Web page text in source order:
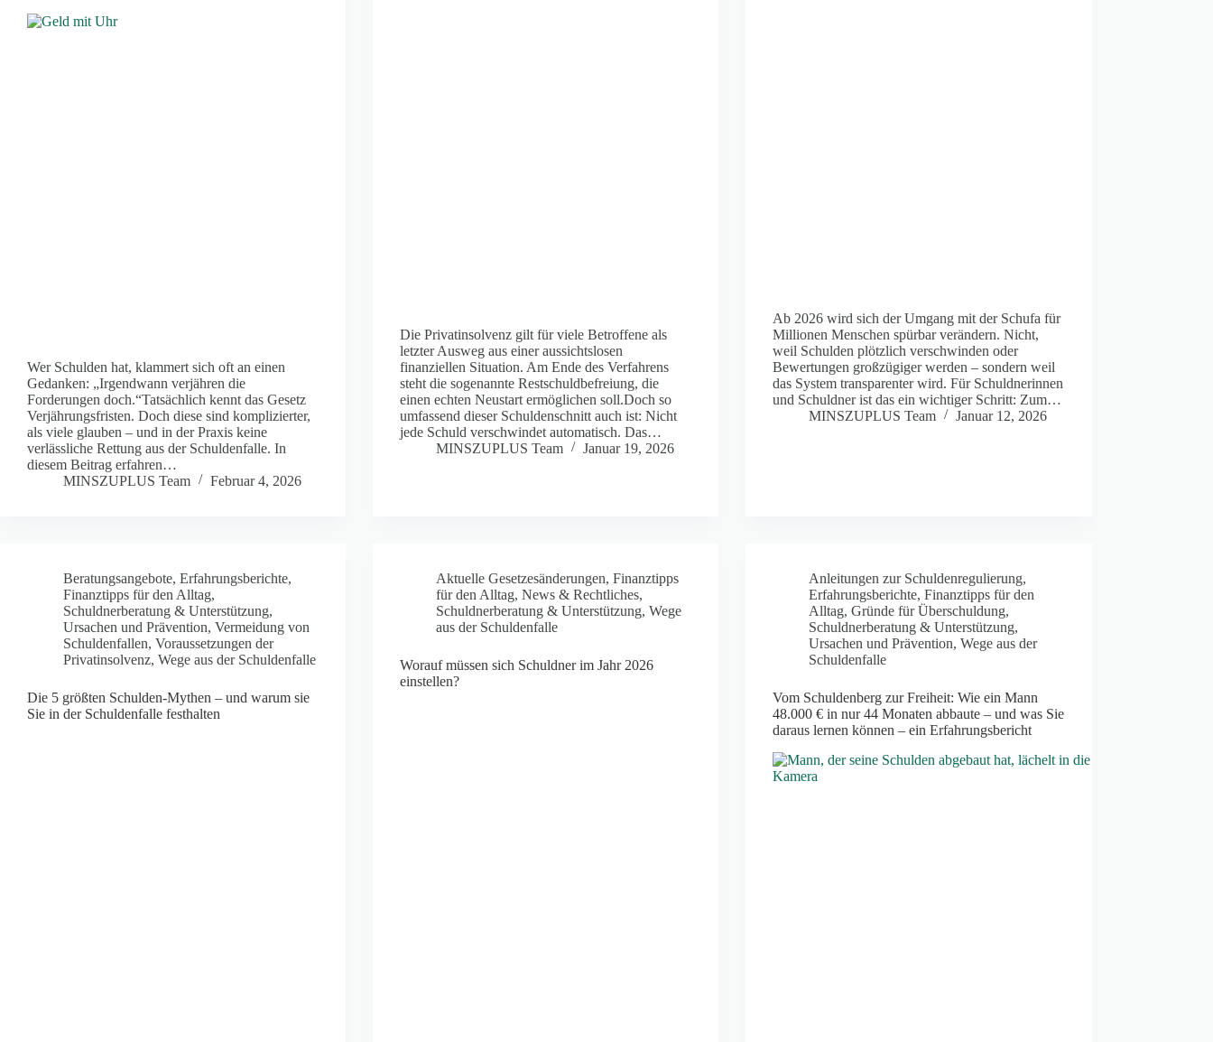
Wer Schulden hat, klammert sich oft an einen
Gedanken: „Irgendwann verjähren die
Forderungen doch.“Tatsächlich kennt das Gesetz
Verjährungsfristen. Doch diese sind komplizierter,
als viele glauben – und in der Praxis keine
verlässliche Rettung aus der Schuldenfalle. In
diesem Beitrag erfahren…
MINSZUPLUS Team
Februar 4, 2026
Die Privatinsolvenz gilt für viele Betroffene als
letzter Ausweg aus einer aussichtslosen
finanziellen Situation. Am Ende des Verfahrens
steht die sogenannte Restschuldbefreiung, die
einen echten Neustart ermöglichen soll.Doch so
umfassend dieser Schuldenschnitt auch ist: Nicht
jede Schuld verschwindet automatisch. Das…
MINSZUPLUS Team
Januar 19, 2026
Ab 2026 wird sich der Umgang mit der Schufa für
Millionen Menschen spürbar verändern. Nicht,
weil Schulden plötzlich verschwinden oder
Bewertungen großzügiger werden – sondern weil
das System transparenter wird. Für Schuldnerinnen
und Schuldner ist das ein wichtiger Schritt: Zum…
MINSZUPLUS Team
Januar 12, 2026
Beratungsangebote, Erfahrungsberichte,
Finanztipps für den Alltag,
Schuldnerberatung & Unterstützung,
Ursachen und Prävention, Vermeidung von
Schuldenfallen, Voraussetzungen der
Privatinsolvenz, Wege aus der Schuldenfalle
Die 5 größten Schulden-Mythen – und warum sie
Sie in der Schuldenfalle festhalten
Aktuelle Gesetzesänderungen,Finanztipps
für den Alltag,News & Rechtliches,
Schuldnerberatung & Unterstützung,Wege
aus der Schuldenfalle
Worauf müssen sich Schuldner im Jahr 2026
einstellen?
Anleitungen zur Schuldenregulierung,
Erfahrungsberichte,Finanztipps für den
Alltag,Gründe für Überschuldung,
Schuldnerberatung & Unterstützung,
Ursachen und Prävention,Wege aus der
Schuldenfalle
Vom Schuldenberg zur Freiheit: Wie ein Mann
48.000 € in nur 44 Monaten abbaute – und was Sie
daraus lernen können – ein Erfahrungsbericht